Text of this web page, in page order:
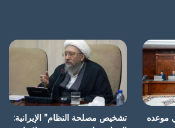
موعده
تشخيص مصلحة النظام” الإيرانية: